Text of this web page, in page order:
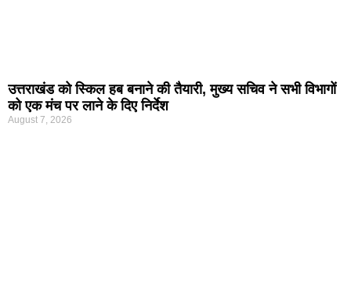
उत्तराखंड को स्किल हब बनाने की तैयारी, मुख्य सचिव ने सभी विभागों
को एक मंच पर लाने के दिए निर्देश
August 7, 2026